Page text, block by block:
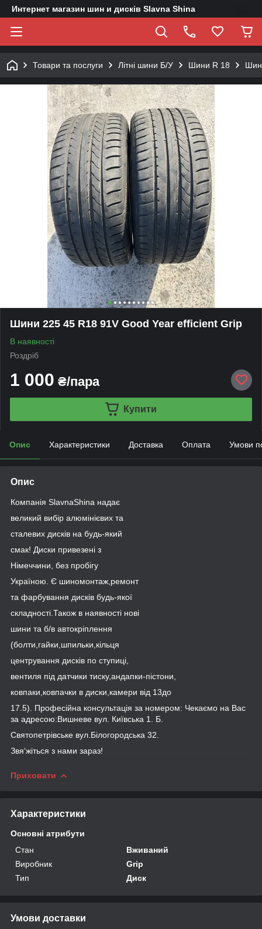
Интернет магазин шин и дисків Slavna Shina
Товари та послуги Літні шини Б/У Шини R 18
Шини 225 45 R18 91V Good Year efficient Grip
В наявності
Роздріб
1 000 ₴/пара
Купити
Опис Характеристики Доставка Оплата Умови
Опис
Компанія SlavnaShina надає
великий вибір алюмінієвих та
сталевих дисків на будь-який
смак! Диски привезені з
Німеччини, без пробігу
Україною. Є шиномонтаж,ремонт
та фарбування дисків будь-якої
складності.Також в наявності нові
шини та б/в автокріплення
(болти,гайки,шпильки,кільця
центрування дисків по ступиці,
вентиля під датчики тиску,андапки-пістони,
ковпаки,ковпачки в диски,камери від 13до
17.5). Професійна консультація за номером: Чекаємо на Вас
за адресою:Вишневе вул. Київська 1. Б.
Святопетрівське вул.Білогородська 32.
Звя‘жіться з нами зараз!
Приховати
Характеристики
Основні атрибути
Стан
Вживаний
Виробник
Grip
Тип
Диск
Умови доставки